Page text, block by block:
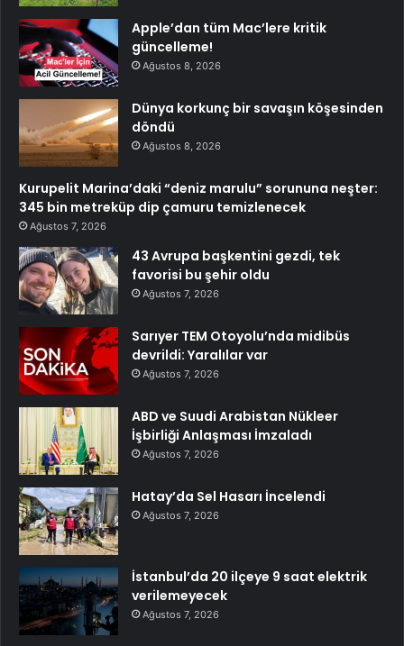
Apple’dan tüm Mac’lere kritik
güncelleme!
Ağustos 8, 2026
Dünya korkunç bir savaşın köşesinden
döndü
Ağustos 8, 2026
Kurupelit Marina’daki “deniz marulu” sorununa neşter:
345 bin metreküp dip çamuru temizlenecek
Ağustos 7, 2026
43 Avrupa başkentini gezdi, tek
favorisi bu şehir oldu
Ağustos 7, 2026
Sarıyer TEM Otoyolu’nda midibüs
devrildi: Yaralılar var
Ağustos 7, 2026
ABD ve Suudi Arabistan Nükleer
İşbirliği Anlaşması İmzaladı
Ağustos 7, 2026
Hatay’da Sel Hasarı İncelendi
Ağustos 7, 2026
İstanbul’da 20 ilçeye 9 saat elektrik
verilemeyecek
Ağustos 7, 2026